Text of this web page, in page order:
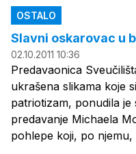
OSTALO
Slavni oskarovac u
02.10.2011 10:36
Predavaonica
ukrašena slikama koje
patriotizam, ponudila
predavanje Michaela
pohlepe koji, po